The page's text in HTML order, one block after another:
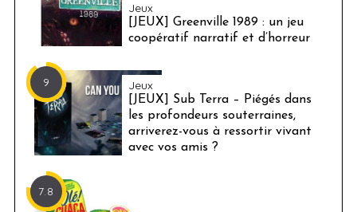
Jeux
[JEUX] Greenville 1989 : un jeu
coopératif narratif et d’horreur
9 Jeux
[JEUX] Sub Terra – Piégés dans
les profondeurs souterraines,
arriverez-vous à ressortir vivant
avec vos amis ?
7.8